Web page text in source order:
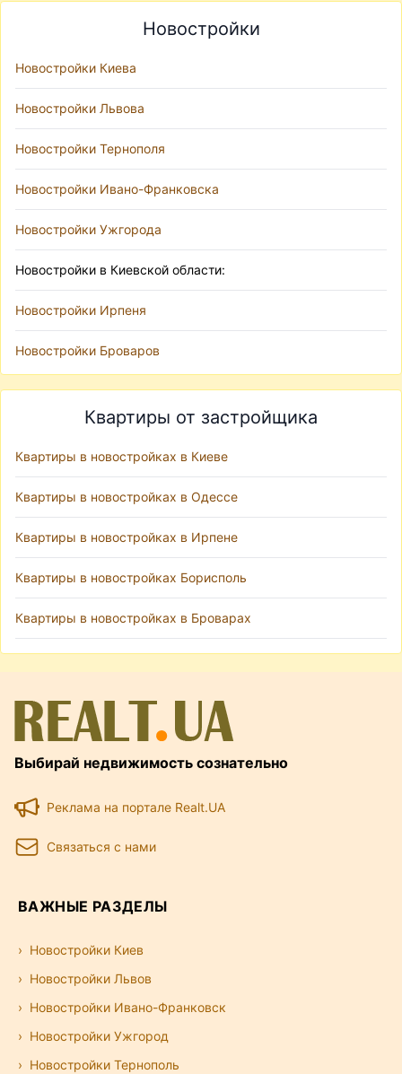
Новостройки
Новостройки Киева
Новостройки Львова
Новостройки Тернополя
Новостройки Ивано-Франковска
Новостройки Ужгорода
Новостройки в Киевской области:
Новостройки Ирпеня
Новостройки Броваров
Квартиры от застройщика
Квартиры в новостройках в Киеве
Квартиры в новостройках в Одессе
Квартиры в новостройках в Ирпене
Квартиры в новостройках Борисполь
Квартиры в новостройках в Броварах
Выбирай недвижимость сознательно
Реклама на портале Realt.UA
Связаться с нами
ВАЖНЫЕ РАЗДЕЛЫ
Новостройки Киев
Новостройки Львов
Новостройки Ивано-Франковск
Новостройки Ужгород
Новостройки Тернополь